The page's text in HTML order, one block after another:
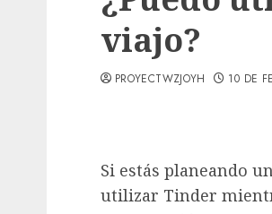
viajo?
PROYECTWZJOYH 10 DE
Si estás planeando
utilizar Tinder